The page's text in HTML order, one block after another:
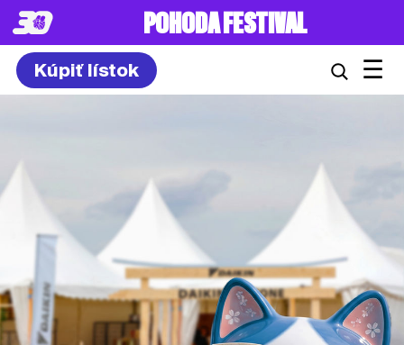
POHODA FESTIVAL
Kúpiť lístok ☰